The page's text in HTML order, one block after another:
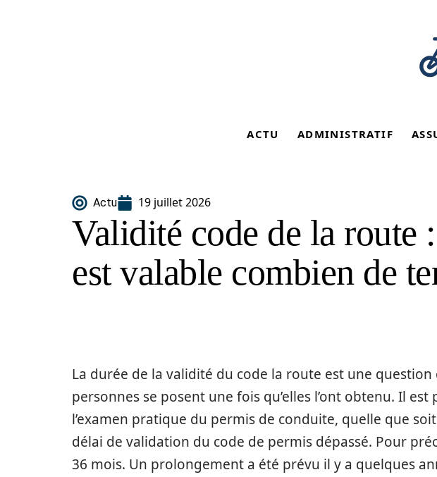
ACTU ADMINISTRATIF
Actu 19 juillet 2026
Validité code de la route
est valable combien de
La durée de la validité du code la route est une
personnes se posent une fois qu’elles l’ont obtenu. Il
l’examen pratique du permis de conduite, quelle que
délai de validation du code de permis dépassé. Pour
36 mois. Un prolongement a été prévu il y a quelques